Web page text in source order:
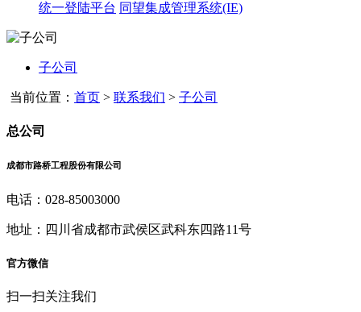
统一登陆平台 同望集成管理系统(IE)
子公司
当前位置： 首页 > 联系我们 > 子公司
总公司
成都市路桥工程股份有限公司
电话：028-85003000
地址：四川省成都市武侯区武科东四路11号
官方微信
扫一扫关注我们